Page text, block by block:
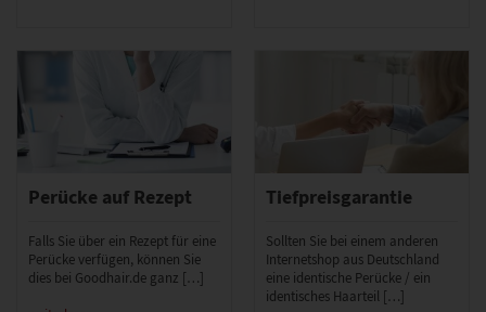
Perücke auf Rezept
Falls Sie über ein Rezept für eine
Perücke verfügen, können Sie
dies bei Goodhair.de ganz […]
Tiefpreisgarantie
Sollten Sie bei einem anderen
Internetshop aus Deutschland
eine identische Perücke / ein
identisches Haarteil […]